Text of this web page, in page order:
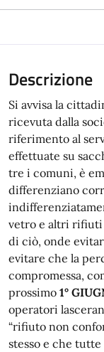
Descrizione
Si avvisa la
ricevuta dalla
riferimento al
effettuate su
tre i comuni, è
differenziano
vetro e altri rifiuti
di ciò, onde
evitare che la
compromessa,
prossimo 1°
operatori
“rifiuto non
stesso e che